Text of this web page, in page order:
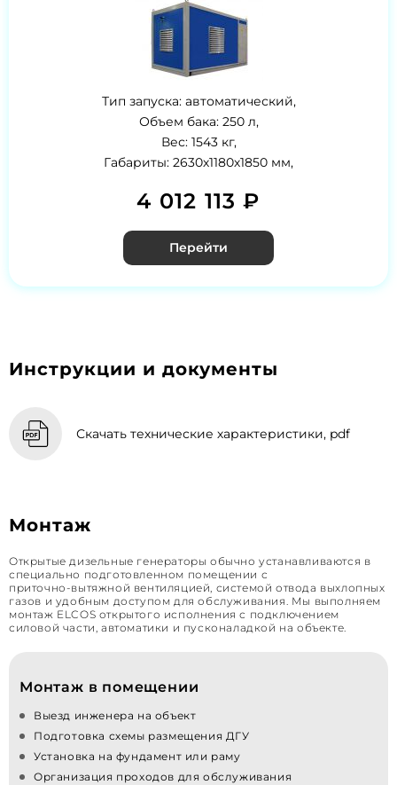
Тип запуска: автоматический,
Объем бака: 250 л,
Вес: 1543 кг,
Габариты: 2630х1180х1850 мм,
4 012 113 ₽
Перейти
Инструкции и документы
Скачать технические характеристики, pdf
Монтаж
Открытые дизельные генераторы обычно устанавливаются в
специально подготовленном помещении с
приточно‑вытяжной вентиляцией, системой отвода выхлопных
газов и удобным доступом для обслуживания. Мы выполняем
монтаж ELCOS открытого исполнения с подключением
силовой части, автоматики и пусконаладкой на объекте.
Монтаж в помещении
Выезд инженера на объект
Подготовка схемы размещения ДГУ
Установка на фундамент или раму
Организация проходов для обслуживания